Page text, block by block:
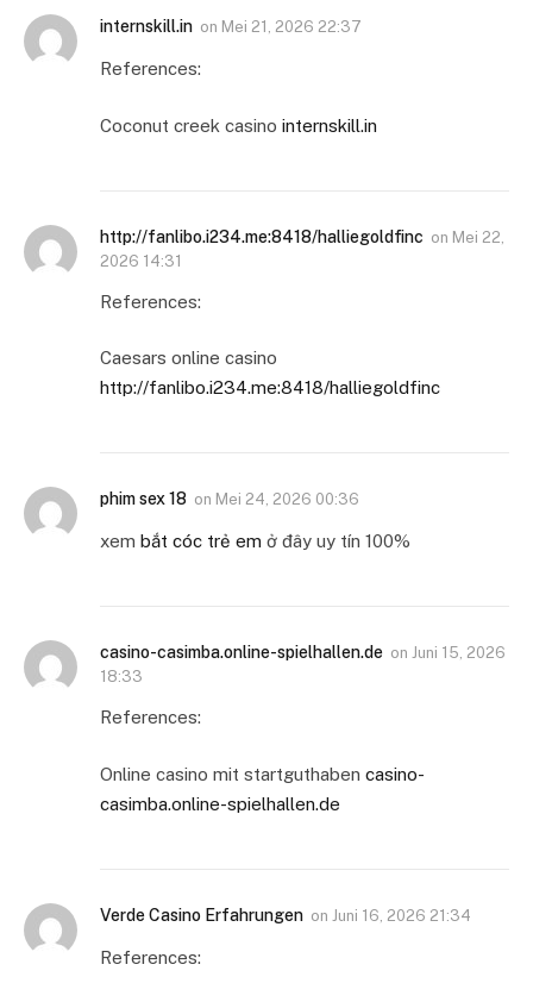
internskill.in on Mei 21, 2026 22:37
References:
Coconut creek casino internskill.in
http://fanlibo.i234.me:8418/halliegoldfinc on Mei 22,
2026 14:31
References:
Caesars online casino
http://fanlibo.i234.me:8418/halliegoldfinc
phim sex 18 on Mei 24, 2026 00:36
xem bắt cóc trẻ em ở đây uy tín 100%
casino-casimba.online-spielhallen.de on Juni 15, 2026
18:33
References:
Online casino mit startguthaben casino-
casimba.online-spielhallen.de
Verde Casino Erfahrungen on Juni 16, 2026 21:34
References: